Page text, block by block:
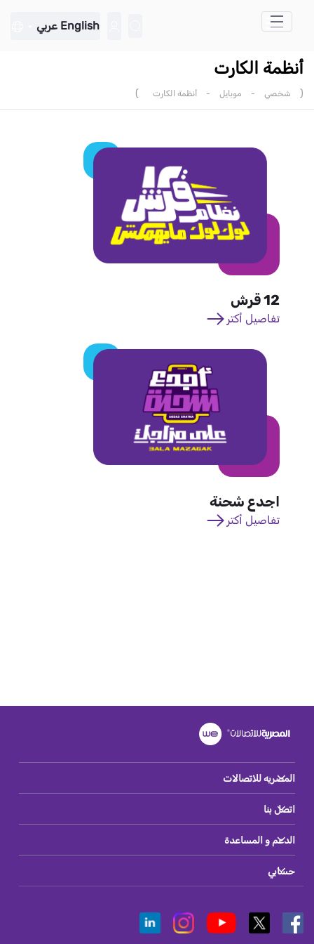
تخطي إلى المحتوى الرئيسي
English عربي
أنظمة الكارت
( شخصي - موبايل - أنظمة الكارت )
12 قرش
تفاصيل أكتر
اجدع شحنة
تفاصيل أكتر
المصريه للاتصالات
اتصل بنا
الدعم و المساعدة
حسابي